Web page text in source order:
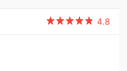
4.8
